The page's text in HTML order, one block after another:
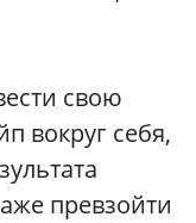
свою
вокруг себя,
превзойти